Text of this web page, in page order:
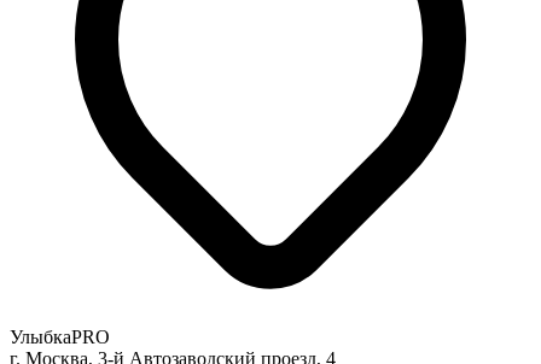
УлыбкаPRO
г. Москва, 3-й Автозаводский проезд, 4